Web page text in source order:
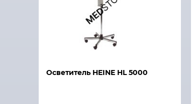
Осветитель HEINE HL 5000
Быстрый просмотр